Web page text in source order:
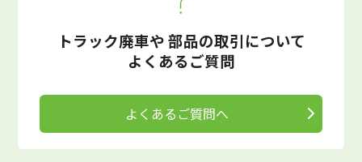
トラック廃車や部品の取引について
よくあるご質問
よくあるご質問へ